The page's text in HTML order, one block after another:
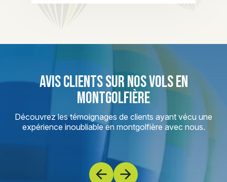
AVIS CLIENTS SUR NOS VOLS EN
MONTGOLFIÈRE
Découvrez les témoignages de clients ayant vécu une
expérience inoubliable en montgolfière avec nous.